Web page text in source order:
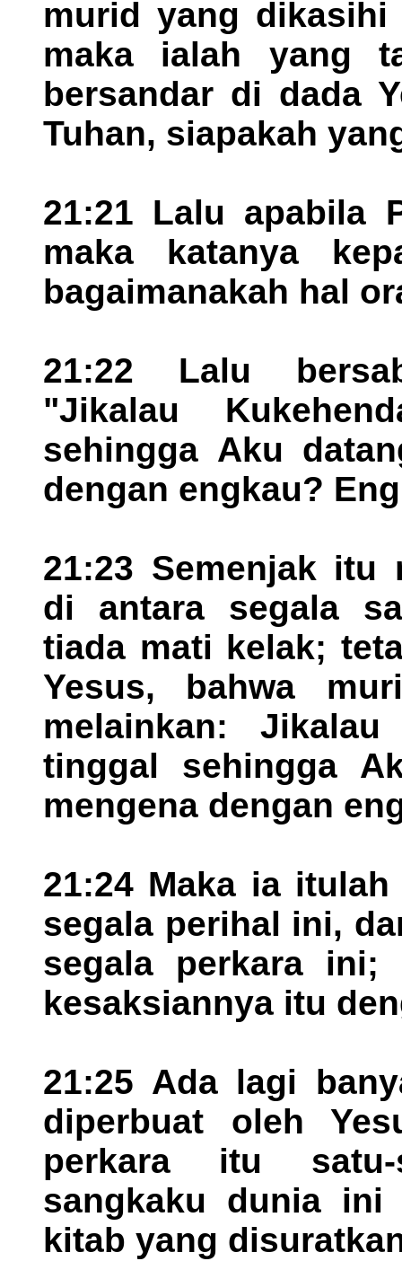
murid yang
maka ialah yang
bersandar di dada
Tuhan, siapakah
21:21 Lalu apabila
maka katanya
bagaimanakah hal
21:22 Lalu
"Jikalau
sehingga Aku
dengan engkau?
21:23 Semenjak itu
di antara segala
tiada mati kelak;
Yesus, bahwa
melainkan:
tinggal sehingga
mengena dengan
21:24 Maka ia
segala perihal ini,
segala perkara ini;
kesaksiannya itu
21:25 Ada lagi
diperbuat oleh
perkara itu satu-
sangkaku dunia
kitab yang